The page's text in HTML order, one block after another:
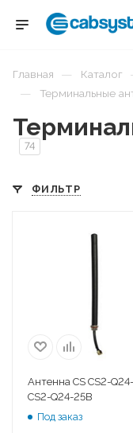
Главная — Каталог
— Терминальные
74
ФИЛЬТР
Антенна CS CS2-
CS2-Q24-25B
Под заказ